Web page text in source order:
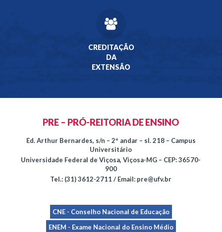
CREDITAÇÃO
DA
EXTENSÃO
PRE – PRÓ-REITORIA DE ENSINO
Ed. Arthur Bernardes, s/n – 2º andar – sl. 218 – Campus
Universitário
Universidade Federal de Viçosa, Viçosa-MG – CEP: 36570-
900
Tel.: (31) 3612-2711 / Email: pre@ufv.br
CNE - Conselho Nacional de Educação
ENEM - Exame Nacional do Ensino Médio